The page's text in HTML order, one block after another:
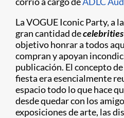
La VOGUE Iconic Party, a
gran cantidad decelebrities
objetivo honrar a todos
compran y apoyan
publicación. El concepto
fiesta era esencialmente
espacio todo lo que hace
desde quedar con los
exposiciones de arte, las